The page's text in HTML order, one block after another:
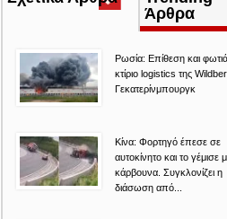
καρτέλα)
Άρθρα
Ρωσία: Επίθεση και
κτίριο logistics της
Γεκατερίνμπουργκ
Κίνα: Φορτηγό έπεσε σε
αυτοκίνητο και το γέμισε
κάρβουνα. Συγκλονίζει η
διάσωση από...